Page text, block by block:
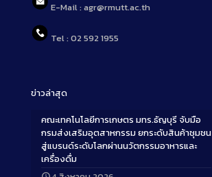
E-Mail : agr@rmutt.ac.th
Tel : 02 592 1955
ข่าวล่าสุด
คณะเทคโนโลยีการเกษตร มทร.ธัญบุรี จับมือ
กรมส่งเสริมอุตสาหกรรม ยกระดับสินค้าชุมชน
สู่แบรนด์ระดับโลกผ่านนวัตกรรมอาหารและ
เครื่องดื่ม